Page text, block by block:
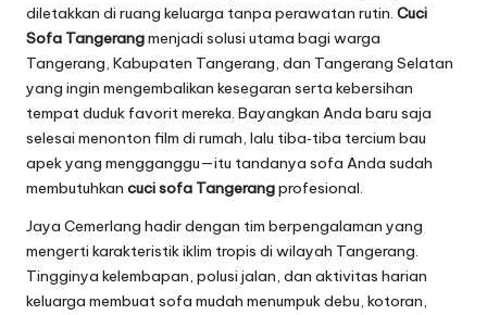
diletakkan di ruang keluarga tanpa perawatan rutin. Cuci
Sofa Tangerangmenjadi solusi utama bagi warga
Tangerang, Kabupaten Tangerang, dan Tangerang Selatan
yang ingin mengembalikan kesegaran serta kebersihan
tempat duduk favorit mereka. Bayangkan Anda baru saja
selesai menonton film di rumah, lalu tiba‑tiba tercium bau
apek yang mengganggu—itu tandanya sofa Anda sudah
membutuhkan cuci sofa Tangerangprofesional.
Jaya Cemerlang hadir dengan tim berpengalaman yang
mengerti karakteristik iklim tropis di wilayah Tangerang.
Tingginya kelembapan, polusi jalan, dan aktivitas harian
keluarga membuat sofa mudah menumpuk debu, kotoran,